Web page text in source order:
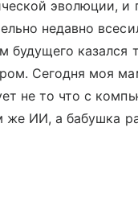
эволюции, и
недавно
будущего казался
Сегодня моя
не то что с
же ИИ, а бабушка